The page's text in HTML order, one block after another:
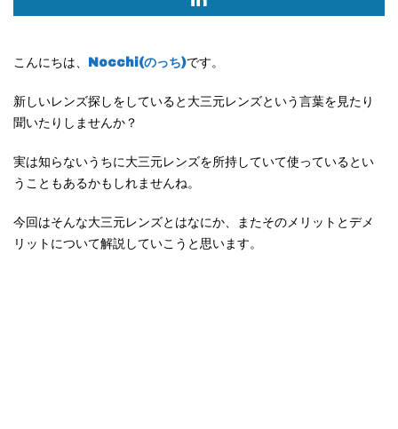
こんにちは、 Nocchi(のっち)です。
新しいレンズ探しをしていると大三元レンズという言葉を見たり
聞いたりしませんか？
実は知らないうちに大三元レンズを所持していて使っているとい
うこともあるかもしれませんね。
今回はそんな大三元レンズとはなにか、またそのメリットとデメ
リットについて解説していこうと思います。